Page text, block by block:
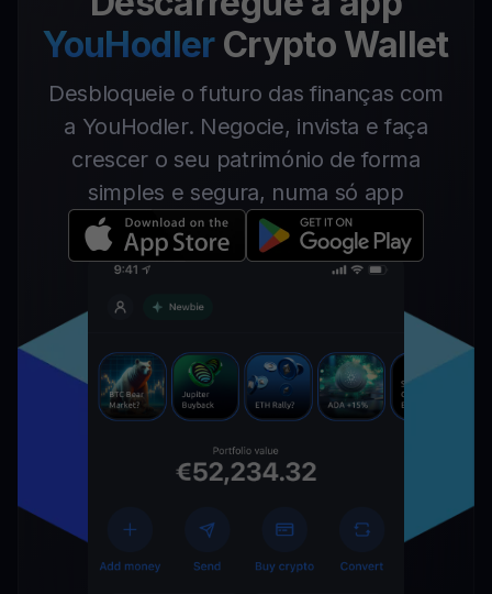
YouHodler Crypto Wallet
Desbloqueie o futuro das finanças com
a YouHodler. Negocie, invista e faça
crescer o seu património de forma
simples e segura, numa só app